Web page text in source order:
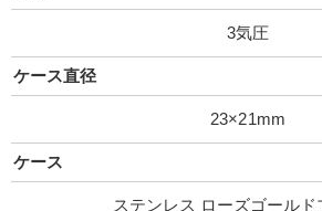
3気圧
ケース直径
23×21mm
ケース
ステンレス ローズゴールド